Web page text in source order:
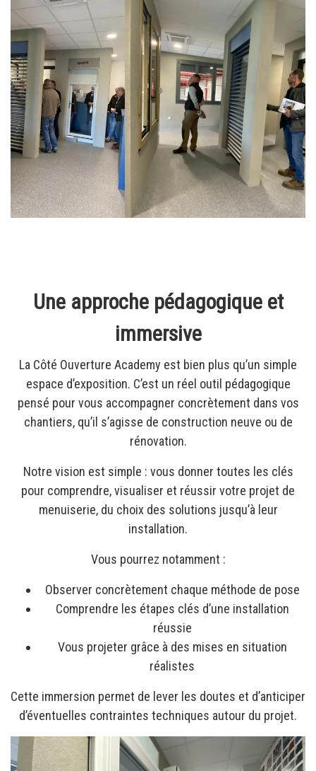
Une approche pédagogique et
immersive
La Côté Ouverture Academy est bien plus qu’un simple
espace d’exposition. C’est un réel outil pédagogique
pensé pour vous accompagner concrètement dans vos
chantiers, qu’il s’agisse de construction neuve ou de
rénovation.
Notre vision est simple : vous donner toutes les clés
pour comprendre, visualiser et réussir votre projet de
menuiserie, du choix des solutions jusqu’à leur
installation.
Vous pourrez notamment :
Observer concrètement chaque méthode de pose
Comprendre les étapes clés d’une installation
réussie
Vous projeter grâce à des mises en situation
réalistes
Cette immersion permet de lever les doutes et d’anticiper
d’éventuelles contraintes techniques autour du projet.